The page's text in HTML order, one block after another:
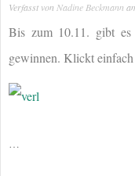
Verfasst von Nadine Beckmann
Bis zum 10.11. gibt es
gewinnen. Klickt
…